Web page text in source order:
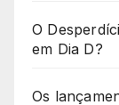
O
em Dia D?
Os